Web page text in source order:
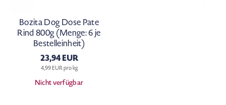
Bozita Dog Dose Pate
Rind 800g (Menge: 6 je
Bestelleinheit)
23,94 EUR
4,99 EUR pro kg
Nicht verfügbar